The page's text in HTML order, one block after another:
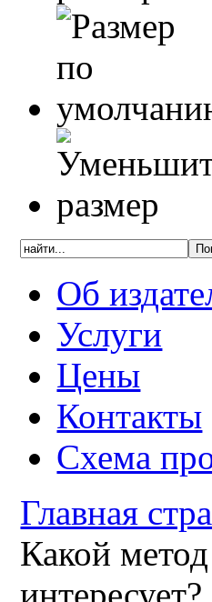
Об
Услуги
Цены
Контакты
Схема
Главная
Какой
интересует?